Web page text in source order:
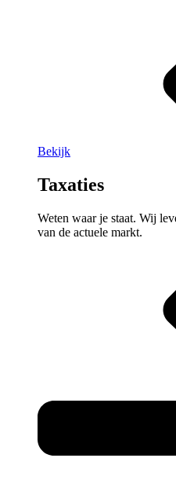
Bekijk
Taxaties
Weten waar je staat. Wij
van de actuele markt.